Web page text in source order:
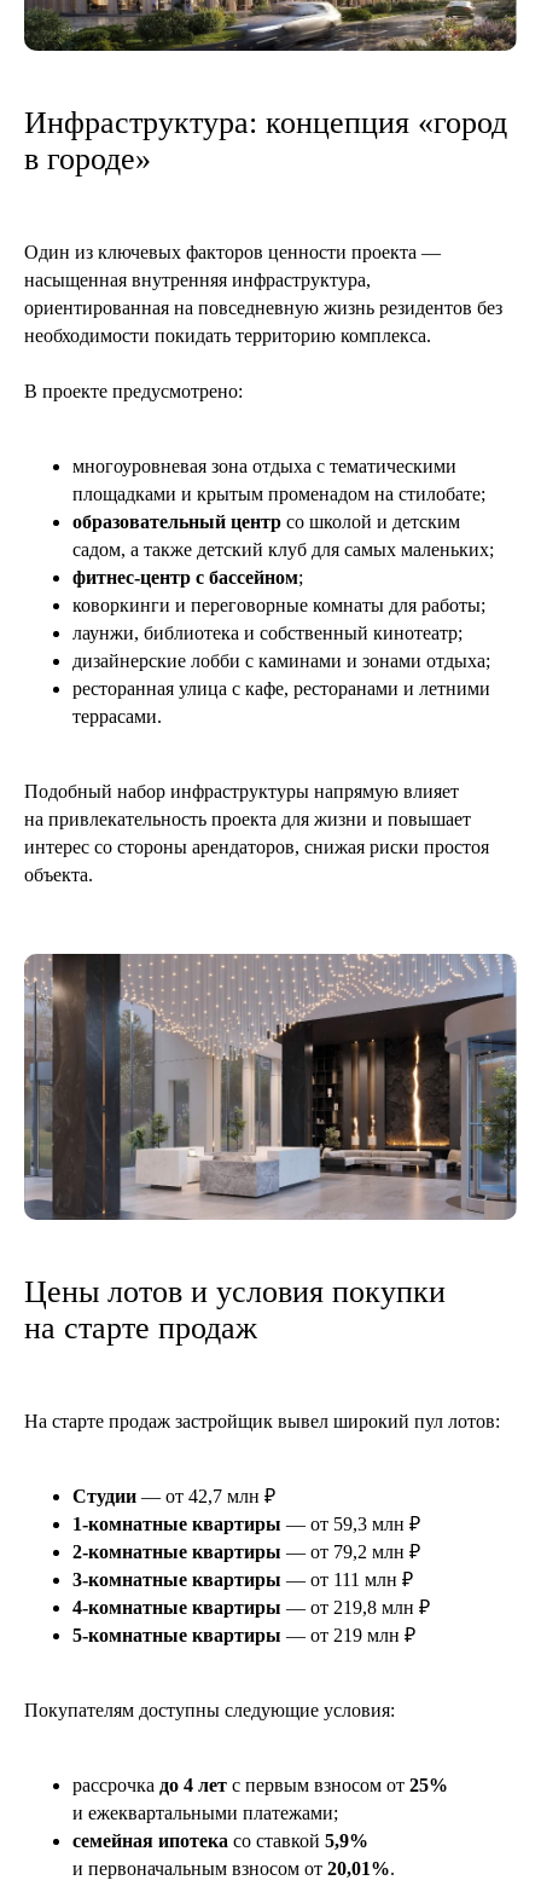
Инфраструктура: концепция «город
в городе»
Один из ключевых факторов ценности проекта —
насыщенная внутренняя инфраструктура,
ориентированная на повседневную жизнь резидентов без
необходимости покидать территорию комплекса.
В проекте предусмотрено:
многоуровневая зона отдыха с тематическими
площадками и крытым променадом на стилобате;
образовательный центр со школой и детским
садом, а также детский клуб для самых маленьких;
фитнес-центр с бассейном;
коворкинги и переговорные комнаты для работы;
лаунжи, библиотека и собственный кинотеатр;
дизайнерские лобби с каминами и зонами отдыха;
ресторанная улица с кафе, ресторанами и летними
террасами.
Подобный набор инфраструктуры напрямую влияет
на привлекательность проекта для жизни и повышает
интерес со стороны арендаторов, снижая риски простоя
объекта.
Цены лотов и условия покупки
на старте продаж
На старте продаж застройщик вывел широкий пул лотов:
Студии — от 42,7 млн ₽
1-комнатные квартиры — от 59,3 млн ₽
2-комнатные квартиры — от 79,2 млн ₽
3-комнатные квартиры — от 111 млн ₽
4-комнатные квартиры — от 219,8 млн ₽
5-комнатные квартиры — от 219 млн ₽
Покупателям доступны следующие условия:
рассрочка до 4 лет с первым взносом от 25%
и ежеквартальными платежами;
семейная ипотека со ставкой 5,9%
и первоначальным взносом от 20,01%.
Оставьте заявку, и наш специалист
вам перезвонит
Если вы хотите получить
бесплатную консультацию